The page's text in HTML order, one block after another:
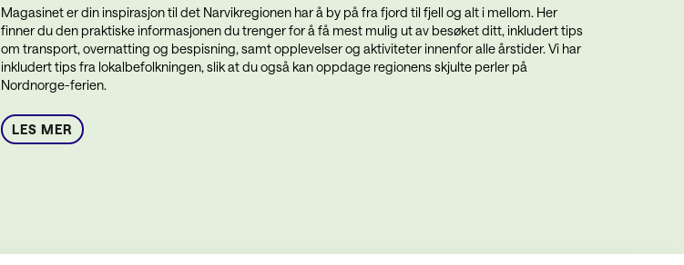
Magasinet er din inspirasjon til det Narvikregionen har å by på fra fjord til fjell og alt i mellom. Her
finner du den praktiske informasjonen du trenger for å få mest mulig ut av besøket ditt, inkludert tips
om transport, overnatting og bespisning, samt opplevelser og aktiviteter innenfor alle årstider. Vi har
inkludert tips fra lokalbefolkningen, slik at du også kan oppdage regionens skjulte perler på
Nordnorge-ferien.
LES MER